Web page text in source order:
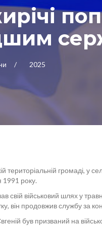
2025
територіальній громаді,
1991 року.
свій військовий шлях у
він продовжив службу за
був призваний на